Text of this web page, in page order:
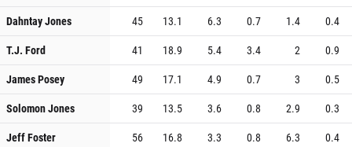
Dahntay Jones
45 13.1 6.3 0.7 1.4
0.4
T.J. Ford
41 18.9 5.4 3.4 2
0.9
James Posey
49 17.1 4.9 0.7 3
0.5
Solomon Jones
39 13.5 3.6 0.8 2.9
0.3
Jeff Foster
56 16.8 3.3 0.8 6.3
0.4